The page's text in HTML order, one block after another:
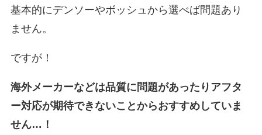
基本的にデンソーやボッシュから選べば問題あり
ません。
ですが！
海外メーカーなどは品質に問題があったりアフタ
ー対応が期待できないことからおすすめしていま
せん…！